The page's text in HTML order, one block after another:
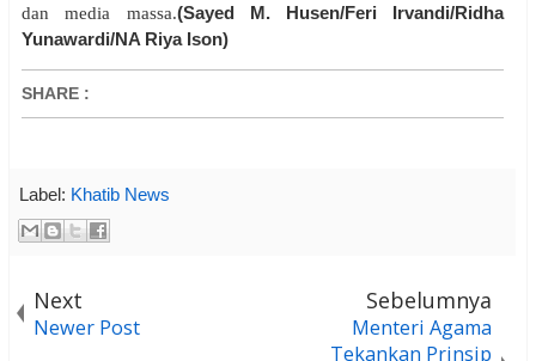
dan media massa.(Sayed M. Husen/Feri Irvandi/Ridha
Yunawardi/NA Riya Ison)
SHARE :
Label: Khatib News
Next
Newer Post
Sebelumnya
Menteri Agama
Tekankan Prinsip